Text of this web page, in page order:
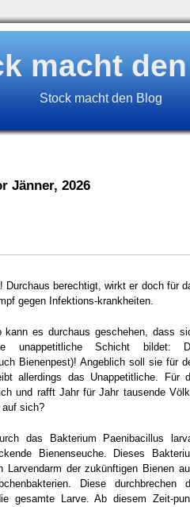
macht
Stock macht den Blog
Jänner, 2026
berechtigt, wirkt er doch für
gegen Infektions-krankheiten.
es durchaus geschehen, dass
unappetitliche Schicht bildet:
Bienenpest)! Angeblich soll sie für
allerdings das Unappetitliche. Für
und rafft Jahr für Jahr tausende
auf sich?
das Bakterium Paenibacillus
Bienenseuche. Dieses
der zukünftigen Bienen
Diese durchbrechen
gesamte Larve. Ab diesem Zeit-